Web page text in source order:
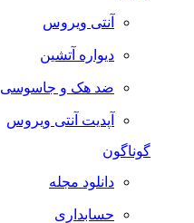
آنتی ویروس
دیواره آتشین
ضد هک و جاسوسی
آپدیت آنتی ویروس
گوناگون
دانلود مجله
حسابداری